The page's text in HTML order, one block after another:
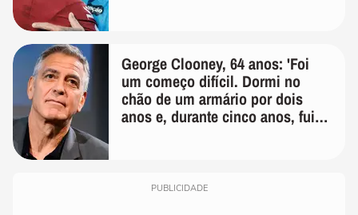
George Clooney, 64 anos: 'Foi
um começo difícil. Dormi no
chão de um armário por dois
anos e, durante cinco anos, fui
PUBLICIDADE